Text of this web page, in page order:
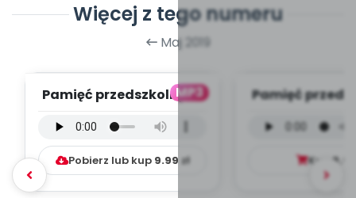
Więcej z tego numeru
Maj 2019
MP3
Pamięć przedszkolnych
instrumentalna (PD, ...
Pobierz lub kup 9.99 zł
Pamięć
(PD,
Kup 9.99